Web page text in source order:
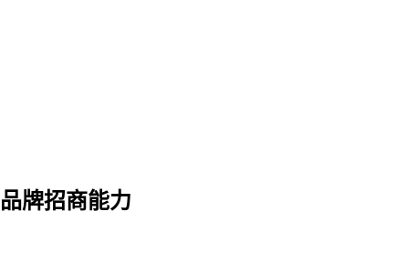
牌招商能力